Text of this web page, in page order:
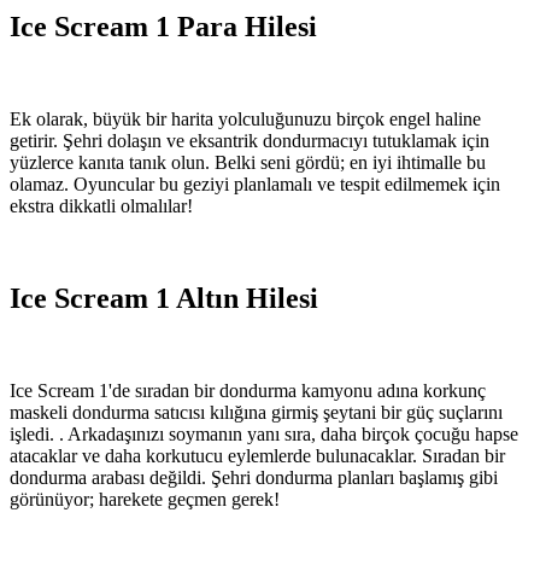
Ice Scream 1 Para Hilesi
Ek olarak, büyük bir harita yolculuğunuzu birçok engel haline
getirir. Şehri dolaşın ve eksantrik dondurmacıyı tutuklamak için
yüzlerce kanıta tanık olun. Belki seni gördü; en iyi ihtimalle bu
olamaz. Oyuncular bu geziyi planlamalı ve tespit edilmemek için
ekstra dikkatli olmalılar!
Ice Scream 1 Altın Hilesi
Ice Scream 1'de sıradan bir dondurma kamyonu adına korkunç
maskeli dondurma satıcısı kılığına girmiş şeytani bir güç suçlarını
işledi. . Arkadaşınızı soymanın yanı sıra, daha birçok çocuğu hapse
atacaklar ve daha korkutucu eylemlerde bulunacaklar. Sıradan bir
dondurma arabası değildi. Şehri dondurma planları başlamış gibi
görünüyor; harekete geçmen gerek!